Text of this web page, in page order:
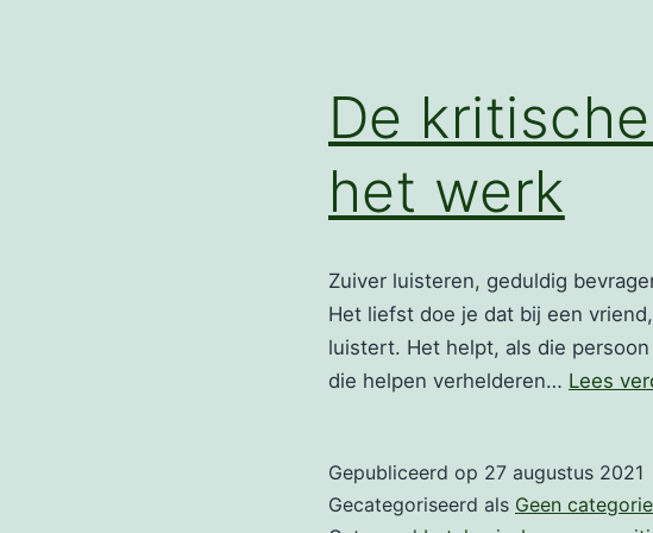
De
het werk
Zuiver luisteren, geduldig
Het liefst doe je dat bij een
luistert. Het helpt, als die
die helpen verhelderen… Lees
Gepubliceerd op 27 augustus 2021
Gecategoriseerd als Geen categorie